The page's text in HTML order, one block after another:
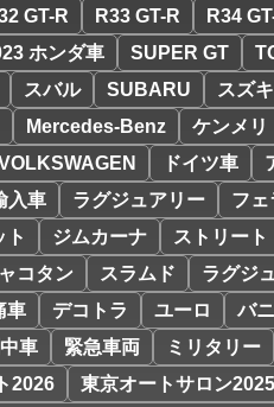
GT-R R33 GT-R R34
ホンダ車 SUPER GT
スバル SUBARU スズキ
Mercedes-Benz ケンメリ
ドイツ車
入車 ラグジュアリー フェ
ト ジムカーナ ストリート
コタン スラムド ラグジ
車 デコトラ ユーロ バ
車 緊急車両 ミリタリー
2026
東京オートサロン2025